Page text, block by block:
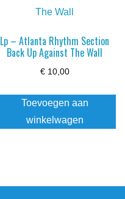
Lp – Atlanta Rhythm Section
Back Up Against The Wall
€10,00
Toevoegen aan
winkelwagen